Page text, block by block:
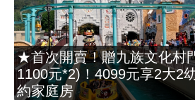
★首次開賣！贈九族文化村
1100元*2)！4099元享2大2
約家庭房